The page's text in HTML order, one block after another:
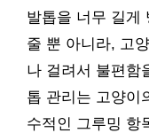
발톱을 너무 길게
줄 뿐 아니라, 고
나 걸려서 불편함
톱 관리는 고양이
수적인 그루밍 항